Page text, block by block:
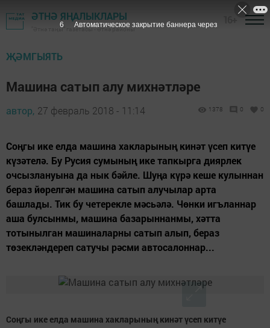
ӘТНӘ ЯҢАЛЫКЛАРЫ
"Әтнә таңы" газетасы - Әтнә районы
ҖӘМГЫЯТЬ
Машина сатып алу михнәтләре
автор, 27 февраль 2018 - 11:14 1378 0 0
Соңгы ике елда машина хакларының кинәт үсеп китүе
күзәтелә. Бу Русия сумының ике тапкырга диярлек
очсызлануына да нык бәйле. Шуңа күрә кеше кулыннан
бераз йөрелгән машина сатып алучылар арта
башлады. Тик бу четерекле мәсьәлә. Чөнки игъланнар
аша булсынмы, машина базарыннанмы, хәтта
тотынылган машиналарны сатып алып, бераз
төзекләндереп сатучы рәсми автосалоннар...
Соңгы ике елда машина хакларының кинәт үсеп китүе
5 Автоматическое закрытие баннера через